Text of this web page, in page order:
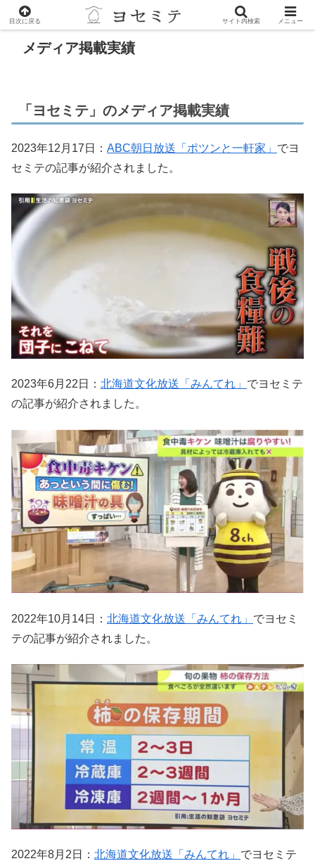
メディア掲載実績
「ヨセミテ」のメディア掲載実績
2023年12月17日： ABC朝日放送「ポツンと一軒家」 でヨ
セミテの記事が紹介されました。
2023年6月22日： 北海道文化放送「みんてれ」 でヨセミテ
の記事が紹介されました。
2022年10月14日： 北海道文化放送「みんてれ」 でヨセミ
テの記事が紹介されました。
2022年8月2日： 北海道文化放送「みんてれ」 でヨセミテ
目次に戻る サイト内検索 メニュー